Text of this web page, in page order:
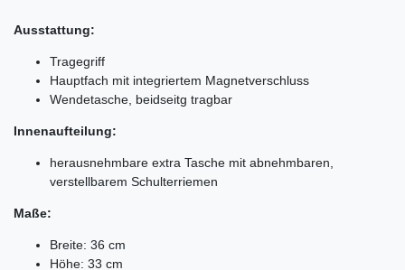
Ausstattung:
Tragegriff
Hauptfach mit integriertem Magnetverschluss
Wendetasche, beidseitg tragbar
Innenaufteilung:
herausnehmbare extra Tasche mit abnehmbaren,
verstellbarem Schulterriemen
Maße:
Breite: 36 cm
Höhe: 33 cm